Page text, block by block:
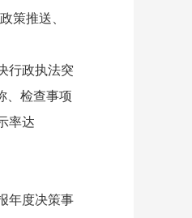
策推送、
行政执法突
、检查事项
率达
年度决策事